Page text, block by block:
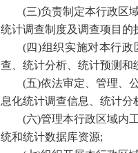
(三)负责制定本行政区
统计调查制度及调查项目的
(四)组织实施对本行政
查、统计分析、统计预测和
(五)依法审定、管理、
息化统计调查信息、统计分
(六)管理本行政区域内
统和统计数据库资源;